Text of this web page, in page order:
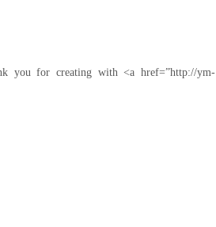
you for creating with <a href=”http://ym-